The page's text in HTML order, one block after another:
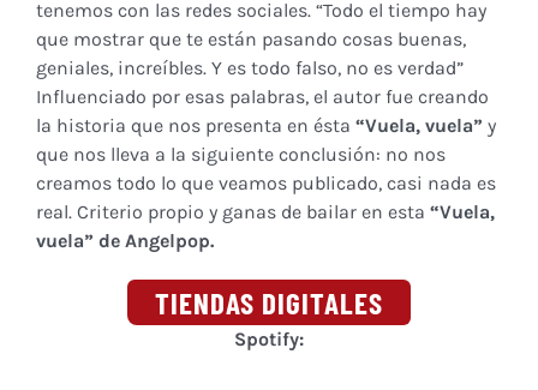
tenemos con las redes sociales. “Todo el tiempo hay
que mostrar que te están pasando cosas buenas,
geniales, increíbles. Y es todo falso, no es verdad”
Influenciado por esas palabras, el autor fue creando
la historia que nos presenta en ésta “Vuela, vuela” y
que nos lleva a la siguiente conclusión: no nos
creamos todo lo que veamos publicado, casi nada es
real. Criterio propio y ganas de bailar en esta “Vuela,
vuela” de Angelpop.
TIENDAS DIGITALES
Spotify: